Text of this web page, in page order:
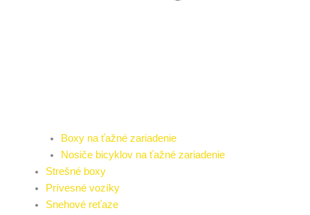
Boxy na ťažné zariadenie
Nosiče bicyklov na ťažné zariadenie
Strešné boxy
Prívesné vozíky
Snehové reťaze